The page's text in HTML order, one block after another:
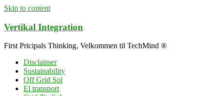
Skip to content
Vertikal Integration
First Pricipals Thinking, Velkommen til TechMind ®
Disclaimer
Sustainability
Off Grid Sol
El transport